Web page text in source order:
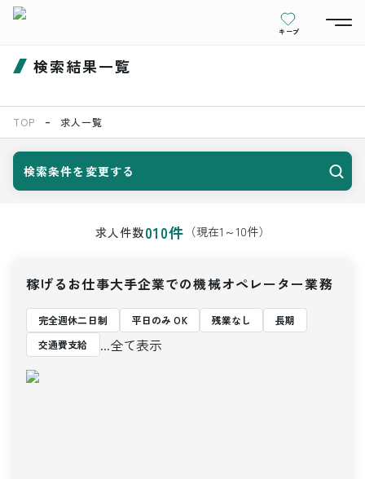
キープ
検索結果一覧
TOP 求人一覧
検索条件を変更する
求人件数010件 （現在1 ～10件）
稼げるお仕事大手企業での機械オペレーター業務
完全週休二日制 平日のみ OK 残業なし
長期
交通費支給
...全て表示